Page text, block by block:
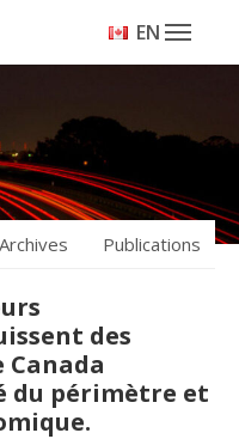
ENGLISH
Archives Publications
des
du périmètre et